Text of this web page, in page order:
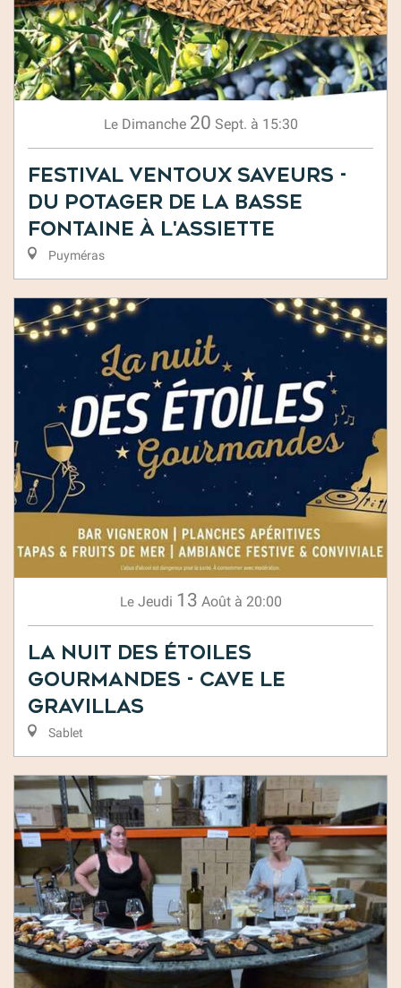
Le Dimanche 20 Sept. à 15:30
Festival Ventoux Saveurs -
Du Potager de la basse
fontaine à l'assiette
Puyméras
Le Jeudi 13 Août à 20:00
La nuit des étoiles
gourmandes - Cave Le
Gravillas
Sablet